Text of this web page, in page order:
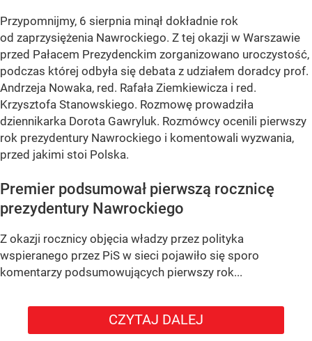
Przypomnijmy, 6 sierpnia minął dokładnie rok
od zaprzysiężenia Nawrockiego. Z tej okazji w Warszawie
przed Pałacem Prezydenckim zorganizowano uroczystość,
podczas której odbyła się debata z udziałem doradcy prof.
Andrzeja Nowaka, red. Rafała Ziemkiewicza i red.
Krzysztofa Stanowskiego. Rozmowę prowadziła
dziennikarka Dorota Gawryluk. Rozmówcy ocenili pierwszy
rok prezydentury Nawrockiego i komentowali wyzwania,
przed jakimi stoi Polska.
Premier podsumował pierwszą rocznicę
prezydentury Nawrockiego
Z okazji rocznicy objęcia władzy przez polityka
wspieranego przez PiS w sieci pojawiło się sporo
komentarzy podsumowujących pierwszy rok...
CZYTAJ DALEJ